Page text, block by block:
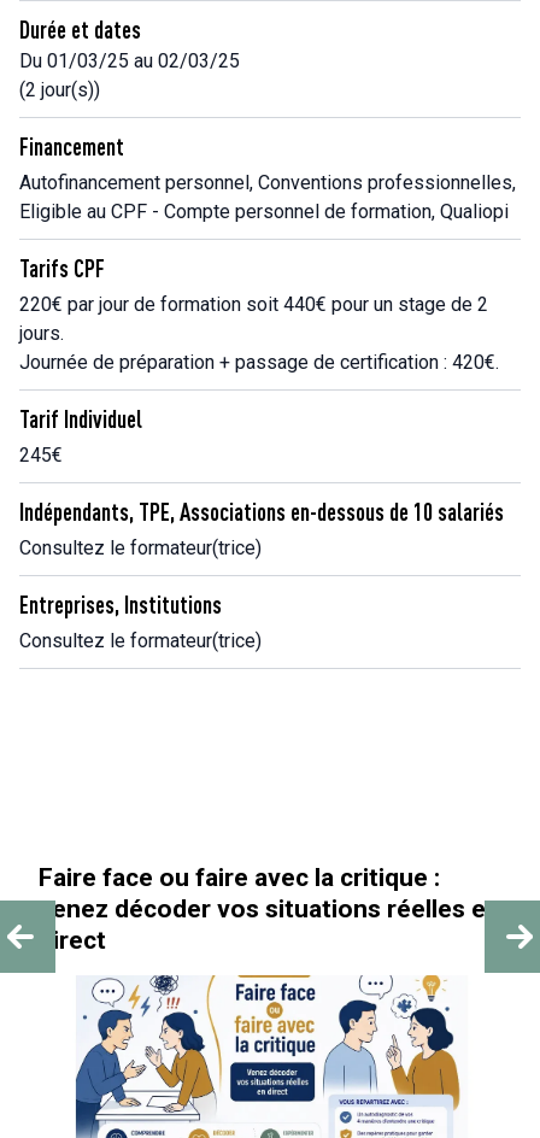
Durée et dates
Du 01/03/25 au 02/03/25
(2 jour(s))
Financement
Autofinancement personnel, Conventions professionnelles,
Eligible au CPF - Compte personnel de formation, Qualiopi
Tarifs CPF
220€ par jour de formation soit 440€ pour un stage de 2
jours.
Journée de préparation + passage de certification : 420€.
Tarif Individuel
245€
Indépendants, TPE, Associations en-dessous de 10 salariés
Consultez le formateur(trice)
Entreprises, Institutions
Consultez le formateur(trice)
en
« Au-delà des paillettes »